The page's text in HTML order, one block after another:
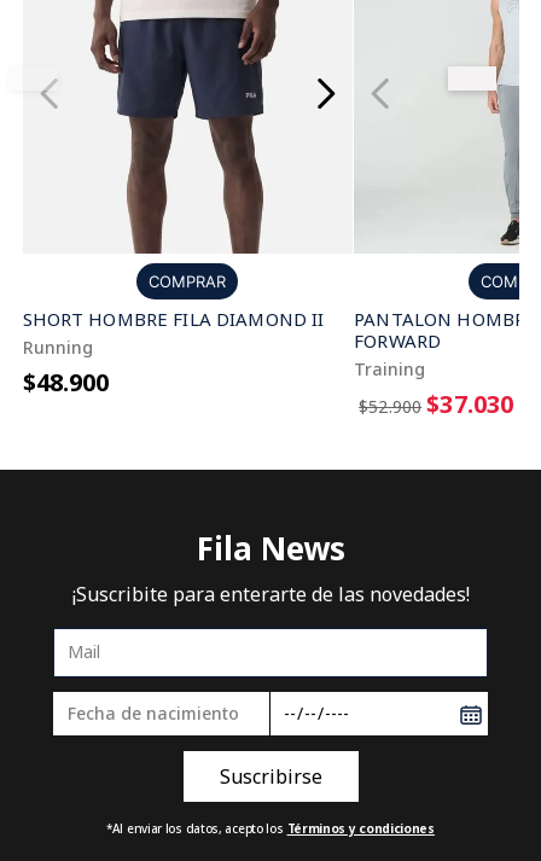
COMPRAR
SHORT HOMBRE FILA DIAMOND II
Running
$48.900
PANTALON HOMBRE
FORWARD
Training
$52.900 $37.030
Fila News
¡Suscribite para enterarte de las novedades!
*Al enviar los datos, acepto los Términos y condiciones